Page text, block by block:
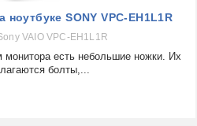
SONY VPC-EH1L1R
VAIO VPC-EH1L1R
есть небольшие ножки. Их
болты,...